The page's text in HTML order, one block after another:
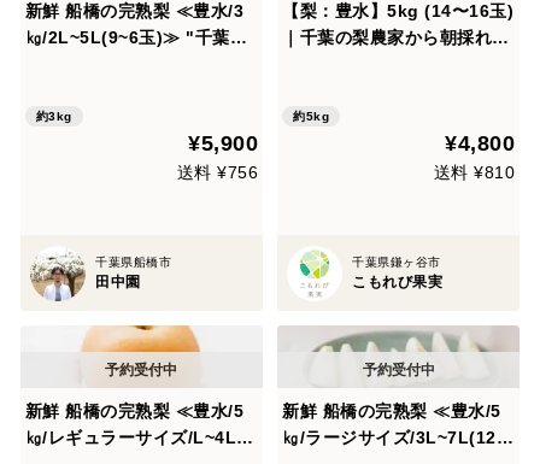
新鮮 船橋の完熟梨 ≪豊水/3
㎏/2L~5L(9~6玉)≫ "千葉県
します！【夏ギフト】
約3kg
¥5,900
送料 ¥756
千葉県船橋市
田中園
【梨：豊水】5kg (14〜16玉)
｜千葉の梨農家から朝採れ直
約5kg
¥4,800
送料 ¥810
千葉県鎌ヶ谷市
こもれび果実
新鮮 船橋の完熟梨 ≪豊水/5
㎏/レギュラーサイズ/L~4L(1
新鮮 船橋の完熟梨 ≪豊水/5
㎏/ラージサイズ/3L~7L(12~